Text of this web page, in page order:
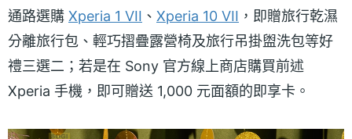
通路選購 Xperia 1 VII 、 Xperia 10 VII ，即贈旅行乾濕
分離旅行包、輕巧摺疊露營椅及旅行吊掛盥洗包等好
禮三選二；若是在 Sony 官方線上商店購買前述
Xperia 手機，即可贈送 1,000 元面額的即享卡。